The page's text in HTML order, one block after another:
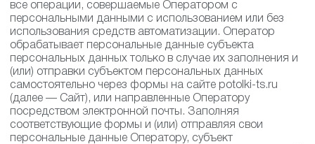
все операции, совершаемые Оператором с
персональными данными с использованием или без
использования средств автоматизации. Оператор
обрабатывает персональные данные субъекта
персональных данных только в случае их заполнения и
(или) отправки субъектом персональных данных
самостоятельно через формы на сайте potolki-ts.ru
(далее — Сайт), или направленные Оператору
посредством электронной почты. Заполняя
соответствующие формы и (или) отправляя свои
персональные данные Оператору, субъект